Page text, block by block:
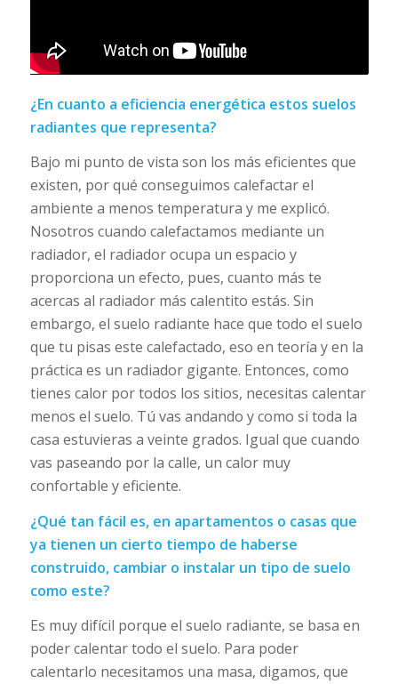
¿En cuanto a eficiencia energética estos suelos
radiantes que representa?
Bajo mi punto de vista son los más eficientes que
existen, por qué conseguimos calefactar el
ambiente a menos temperatura y me explicó.
Nosotros cuando calefactamos mediante un
radiador, el radiador ocupa un espacio y
proporciona un efecto, pues, cuanto más te
acercas al radiador más calentito estás. Sin
embargo, el suelo radiante hace que todo el suelo
que tu pisas este calefactado, eso en teoría y en la
práctica es un radiador gigante. Entonces, como
tienes calor por todos los sitios, necesitas calentar
menos el suelo. Tú vas andando y como si toda la
casa estuvieras a veinte grados. Igual que cuando
vas paseando por la calle, un calor muy
confortable y eficiente.
¿Qué tan fácil es, en apartamentos o casas que
ya tienen un cierto tiempo de haberse
construido, cambiar o instalar un tipo de suelo
como este?
Es muy difícil porque el suelo radiante, se basa en
poder calentar todo el suelo. Para poder
calentarlo necesitamos una masa, digamos, que